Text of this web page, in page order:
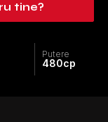
tine?
Putere
480cp